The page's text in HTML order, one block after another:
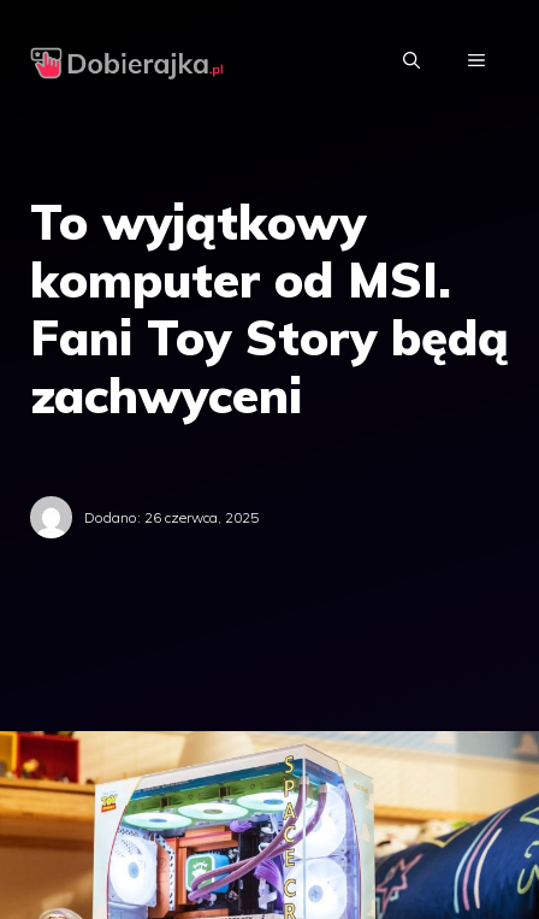
MENU
To wyjątkowy
komputer od MSI.
Fani Toy Story będą
zachwyceni
Dodano: 26 czerwca, 2025